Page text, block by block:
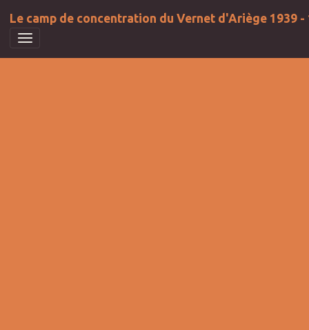
Le camp de concentration du Vernet d'Ariège 1939 -